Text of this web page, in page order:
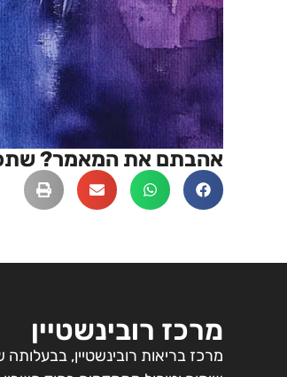
אהבתם את המאמר?
מרכז רובינשטיין
מרכז בריאות רובינשטיין, בבעלותה